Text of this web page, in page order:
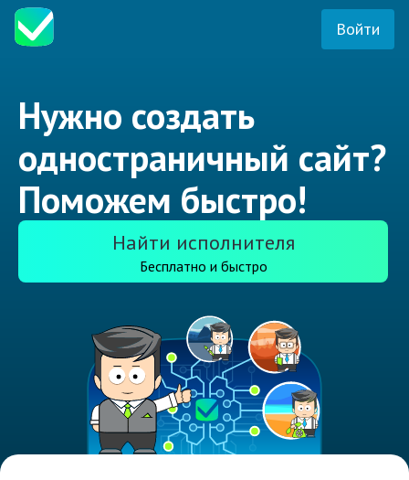
Войти
Нужно создать
одностраничный сайт?
Поможем быстро!
Найти исполнителя
Бесплатно и быстро